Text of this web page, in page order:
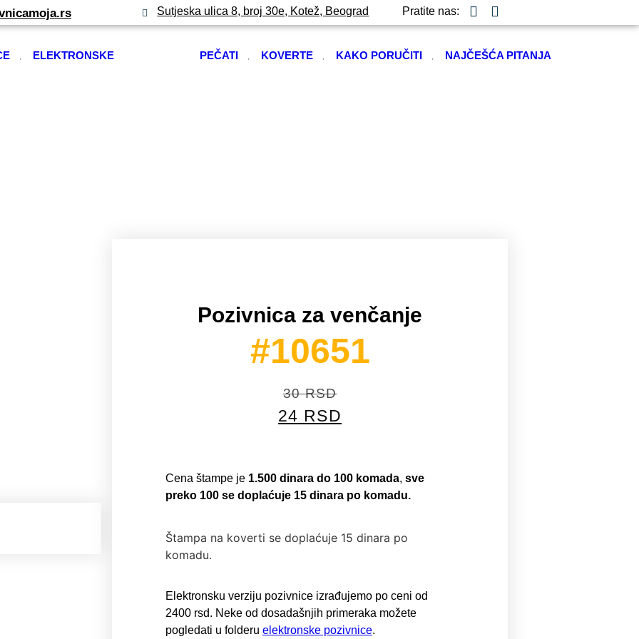
Sutjeska ulica 8, broj 30e, Kotež, Beograd Pratite nas:
ELEKTRONSKE PEČATI KOVERTE KAKO PORUČITI NAJČEŠĆA PITANJA
Pozivnica za venčanje
#10651
30RSD
24 RSD
Cena štampe je 1.500 dinara do 100 komada, sve
preko 100 se doplaćuje 15 dinara po komadu.
Štampa na koverti se doplaćuje 15 dinara po
komadu.
Elektronsku verziju pozivnice izrađujemo po ceni od
2400 rsd. Neke od dosadašnjih primeraka možete
pogledati u folderu elektronske pozivnice.